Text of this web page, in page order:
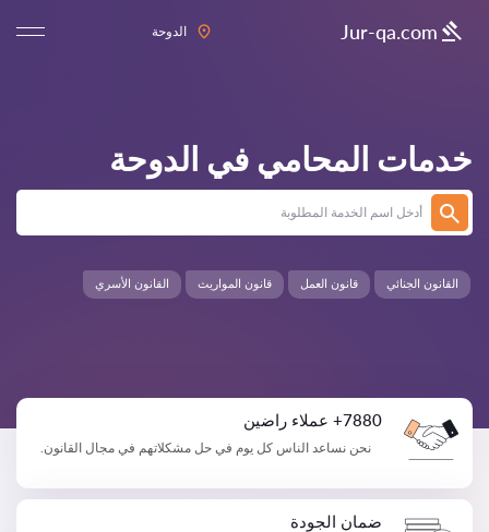
Jur-qa.com الدوحة
خدمات المحامي في الدوحة
القانون الأسري القانون الجنائي قانون العمل قانون المواريث
7880+ عملاء راضين
نحن نساعد الناس كل يوم في حل مشكلاتهم في مجال القانون.
ضمان الجودة